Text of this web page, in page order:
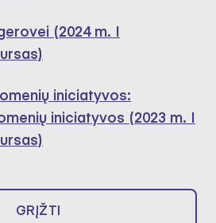
(2024 m. I
iniciatyvos:
iniciatyvos (2023 m. I
GRĮŽTI